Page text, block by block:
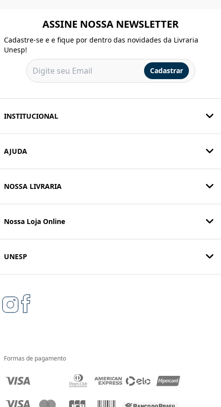
ASSINE NOSSA NEWSLETTER
Cadastre-se e e fique por dentro das novidades da Livraria
Unesp!
Cadastrar
INSTITUCIONAL
AJUDA
NOSSA LIVRARIA
Nossa Loja Online
UNESP
Formas de pagamento